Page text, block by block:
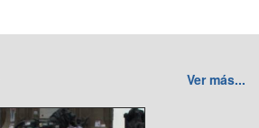
Ver más...